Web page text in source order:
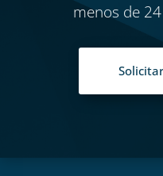
menos de